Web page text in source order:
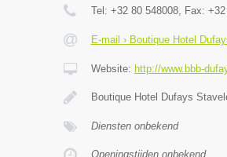
Tel: +32 80 548008, Fax:
E-mail › Boutique Hotel
Website: http://www.bbb-
Boutique Hotel Dufays
Diensten onbekend
Openingstijden onbekend